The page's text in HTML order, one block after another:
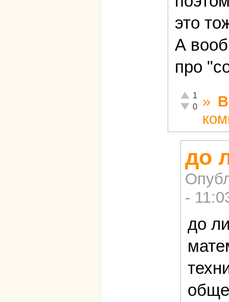
это
А
про
Отлично!
1
Неадекватно!
0 »
до
-
до